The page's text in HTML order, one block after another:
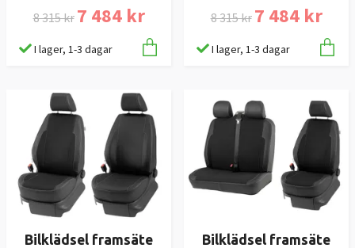
8 315 kr 7 484 kr
I lager, 1-3 dagar
8 315 kr 7 484 kr
I lager, 1-3 dagar
Bilklädsel framsäte
Bilklädsel framsäte